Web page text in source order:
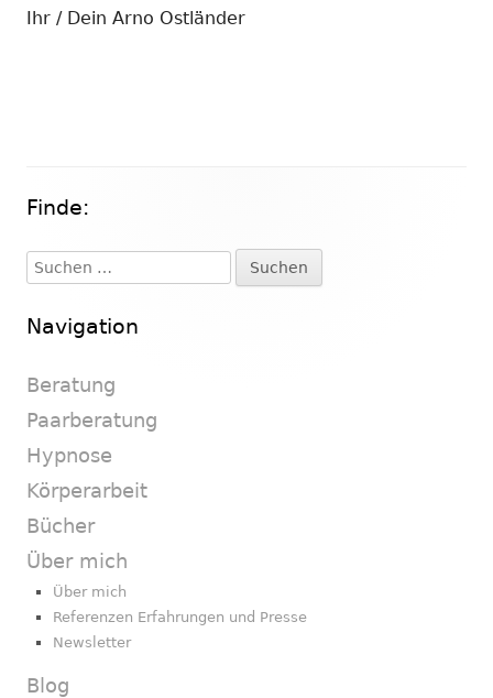
Ihr / Dein Arno Ostländer
Haupt-
Seitenleiste
Finde:
Suchen
nach:
Navigation
Beratung
Paarberatung
Hypnose
Körperarbeit
Bücher
Über mich
Über mich
Referenzen Erfahrungen und Presse
Newsletter
Blog